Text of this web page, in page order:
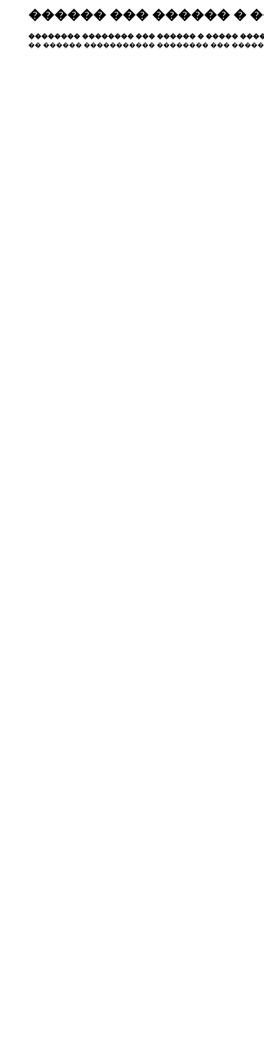
������ ��� ������ �
�������� �������� ��� ������ � �����
�� ������ ����������� �������� ���